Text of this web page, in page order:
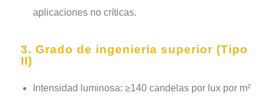
aplicaciones no críticas.
3. Grado de ingeniería superior (Tipo
II)
Intensidad luminosa: ≥140 candelas por lux por m²